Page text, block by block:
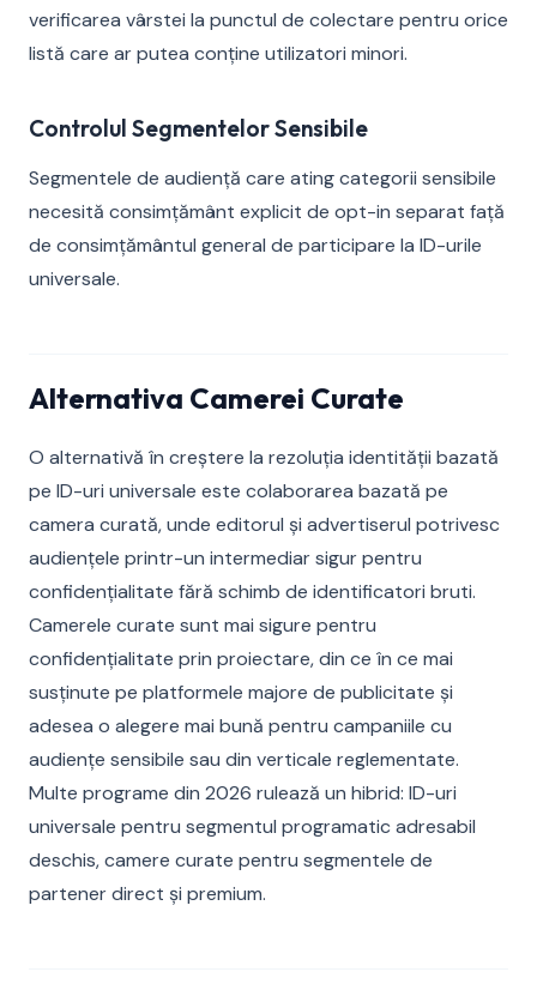
verificarea vârstei la punctul de colectare pentru orice
listă care ar putea conține utilizatori minori.
Controlul Segmentelor Sensibile
Segmentele de audiență care ating categorii sensibile
necesită consimțământ explicit de opt-in separat față
de consimțământul general de participare la ID-urile
universale.
Alternativa Camerei Curate
O alternativă în creștere la rezoluția identității bazată
pe ID-uri universale este colaborarea bazată pe
camera curată, unde editorul și advertiserul potrivesc
audiențele printr-un intermediar sigur pentru
confidențialitate fără schimb de identificatori bruti.
Camerele curate sunt mai sigure pentru
confidențialitate prin proiectare, din ce în ce mai
susținute pe platformele majore de publicitate și
adesea o alegere mai bună pentru campaniile cu
audiențe sensibile sau din verticale reglementate.
Multe programe din 2026 rulează un hibrid: ID-uri
universale pentru segmentul programatic adresabil
deschis, camere curate pentru segmentele de
partener direct și premium.